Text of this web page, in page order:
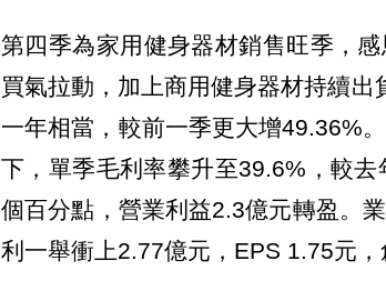
第四季為家用健身器材銷售旺季，
買氣拉動，加上商用健身器材持續
一年相當，較前一季更大增49.36%
下，單季毛利率攀升至39.6%，較
個百分點，營業利益2.3億元轉盈。
利一舉衝上2.77億元，EPS 1.75元，